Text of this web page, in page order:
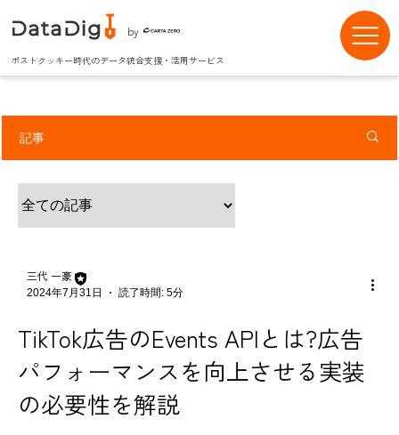
by
ポストクッキー時代のデータ統合支援・活用サービス
記事
三代 一豪
2024年7月31日 読了時間: 5分
TikTok広告のEvents APIとは?広告
パフォーマンスを向上させる実装
の必要性を解説